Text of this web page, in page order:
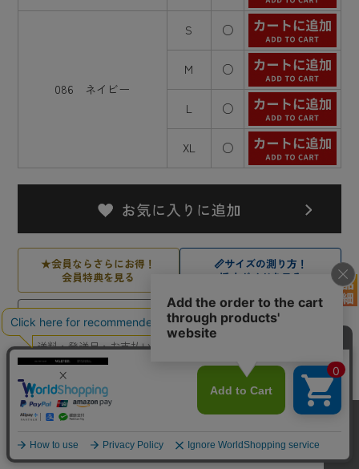
086 ネイビー
S ○
M ○
L ○
XL ○
★会員ならさらにお得！
会員特典を見る
📏サイズの測り方！
採寸ガイドを見る
試着OK！万が一の返品・交換について
送料・発送日・お支払い方法、店舗受け取りについてはこちら